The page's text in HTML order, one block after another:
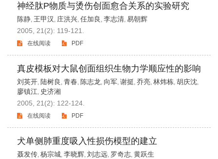
神经肽P物质与烫伤创面愈合关系的实验研究
陈静, 王甲汉 , 庄洪兴, 任加良 , 李志清, 易朝辉
2005, 21(2): 119-121.
在线阅读 PDF
真皮模板对大鼠创面组织生物力学顺应性的影响
刘英开, 陆树良 , 青春, 陈志龙, 向军, 谢挺, 乔亮, 林炜栋, 胡庆沈,
廖镇江, 史济湘
2005, 21(2): 122-124.
在线阅读 PDF
犬单侧肺重度吸入性损伤模型的建立
聂发传, 杨宗城, 李晓辉, 刘志远, 罗奇志, 黄跃生